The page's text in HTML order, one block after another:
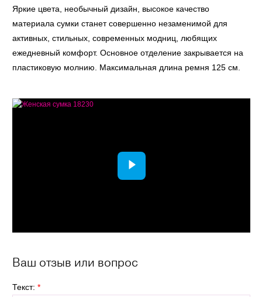
Яркие цвета, необычный дизайн, высокое качество
материала сумки станет совершенно незаменимой для
активных, стильных, современных модниц, любящих
ежедневный комфорт. Основное отделение закрывается на
пластиковую молнию. Максимальная длина ремня 125 см.
Ваш отзыв или вопрос
Текст: *